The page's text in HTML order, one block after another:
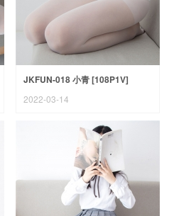
JKFUN-018 小青 [108P1V]
2022-03-14